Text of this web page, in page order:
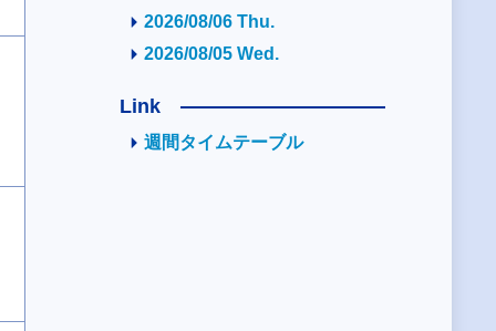
2026/08/06 Thu.
2026/08/05 Wed.
Link
週間タイムテーブル